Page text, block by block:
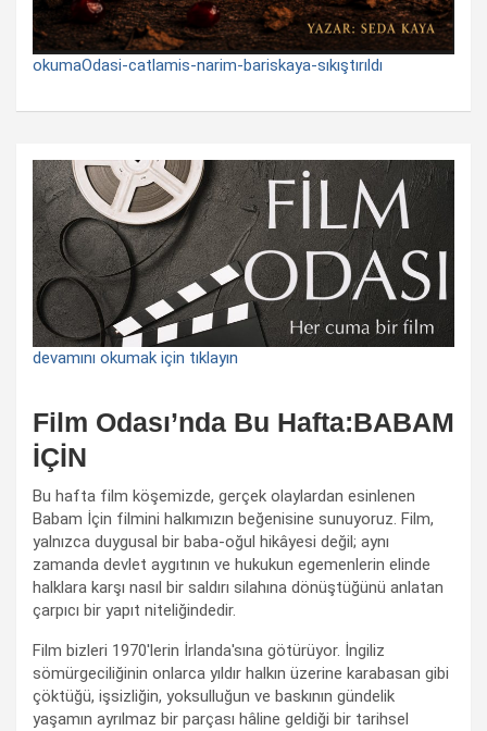
okumaOdasi-catlamis-narim-bariskaya-sıkıştırıldı
devamını okumak için tıklayın
Film Odası’nda Bu Hafta:BABAM
İÇİN
Bu hafta film köşemizde, gerçek olaylardan esinlenen
Babam İçin filmini halkımızın beğenisine sunuyoruz. Film,
yalnızca duygusal bir baba-oğul hikâyesi değil; aynı
zamanda devlet aygıtının ve hukukun egemenlerin elinde
halklara karşı nasıl bir saldırı silahına dönüştüğünü anlatan
çarpıcı bir yapıt niteliğindedir.
Film bizleri 1970'lerin İrlanda'sına götürüyor. İngiliz
sömürgeciliğinin onlarca yıldır halkın üzerine karabasan gibi
çöktüğü, işsizliğin, yoksulluğun ve baskının gündelik
yaşamın ayrılmaz bir parçası hâline geldiği bir tarihsel